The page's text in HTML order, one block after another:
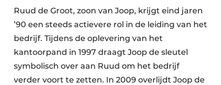
Ruud de Groot, zoon van Joop, krijgt eind jaren
’90 een steeds actievere rol in de leiding van het
bedrijf. Tijdens de oplevering van het
kantoorpand in 1997 draagt Joop de sleutel
symbolisch over aan Ruud om het bedrijf
verder voort te zetten. In 2009 overlijdt Joop de